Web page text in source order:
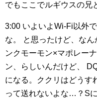
でもここでルギウスの兄
3:00 いよいよWi-Fi以外
な。
と思ったけど、なん
ンクモーモン×マポレー
ン、らしいんだけど、
になる。ククリはどうす
って送れないよな…？S